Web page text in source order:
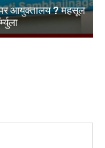
आयुक्तालय ? महसूल